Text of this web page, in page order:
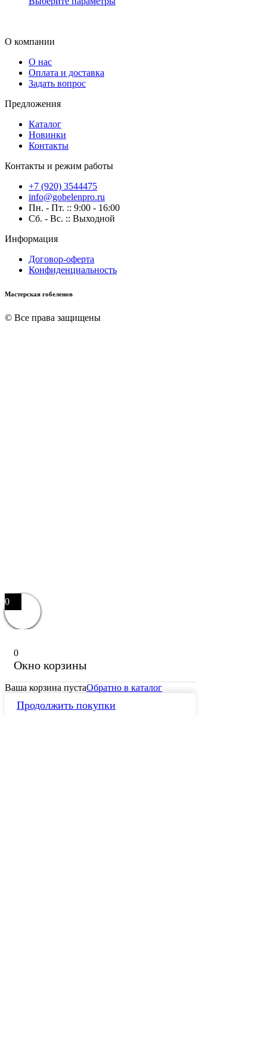
О компании
О нас
Оплата и доставка
Задать вопрос
Предложения
Каталог
Новинки
Контакты
Контакты и режим работы
+7 (920) 3544475
info@gobelenpro.ru
Пн. - Пт. :: 9:00 - 16:00
Сб. - Вс. :: Выходной
Информация
Договор-оферта
Конфиденциальность
Мастерская гобеленов
© Все права защищены
0
0
Окно корзины
Ваша корзина пустаОбратно в каталог
Продолжить покупки